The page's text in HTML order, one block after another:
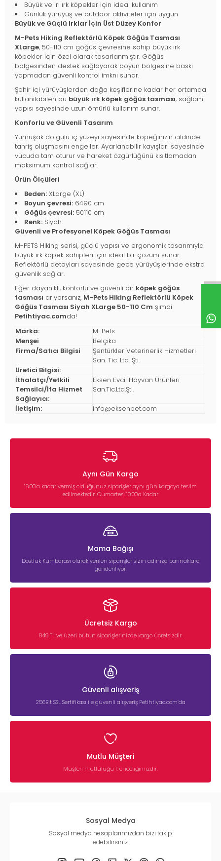
Büyük ve iri ırk köpekler için ideal kullanım
Günlük yürüyüş ve outdoor aktiviteler için uygun
Büyük ve Güçlü Irklar İçin Üst Düzey Konfor
M-Pets Hiking Reflektörlü Köpek Göğüs Tasması
XLarge, 50-110 cm göğüs çevresine sahip büyük ırk
köpekler için özel olarak tasarlanmıştır. Göğüs
bölgesinden destek sağlayarak boyun bölgesine baskı
yapmadan güvenli kontrol imknı sunar.
Şehir içi yürüyüşlerden doğa keşiflerine kadar her ortamda
kullanılabilen bu büyük ırk köpek göğüs tasması, sağlam
yapısı sayesinde uzun ömürlü kullanım sunar.
Konforlu ve Güvenli Tasarım
Yumuşak dolgulu iç yüzeyi sayesinde köpeğinizin cildinde
tahriş oluşmasını engeller. Ayarlanabilir kayışları sayesinde
vücuda tam oturur ve hareket özgürlüğünü kısıtlamadan
maksimum kontrol sağlar.
Ürün Ölçüleri
Beden: XLarge (XL)
Boyun çevresi: 6490 cm
Göğüs çevresi: 50110 cm
Renk: Siyah
Güvenli ve Profesyonel Köpek Göğüs Tasması
M-PETS Hiking serisi, güçlü yapısı ve ergonomik tasarımıyla
büyük ırk köpek sahipleri için ideal bir çözüm sunar.
Reflektörlü detayları sayesinde gece yürüyüşlerinde ekstra
güvenlik sağlar.
Eğer dayanıklı, konforlu ve güvenli bir köpek göğüs
tasması arıyorsanız, M-Pets Hiking Reflektörlü Köpek
Göğüs Tasması Siyah XLarge 50-110 Cm şimdi
Petihtiyac.comda!
Marka:
M-Pets
Menşei
Belçika
Firma/Satıcı Bilgisi
Şentürkler Veterinerlik Hizmetleri
San. Tic. Ltd. Şti.
Üretici Bilgisi:
İthalatçı/Yetkili
Temsilci/İfa Hizmet
Sağlayıcı:
Eksen Evcil Hayvan Ürünleri
San.Tic.Ltd.Şti.
İletişim: info@eksenpet.com
Aynı Gün Kargo
16:00’a kadar vermiş olduğunuz siparişler aynı gün kargoya teslim
edilmektedir. Cumartesi 10:00'a Kadar
Mama Bağışı
Dostluk Kumbarası olarak verilen siparişler sizin adınıza barınaklara
gönderiliyor.
Ücretsiz Kargo
849 TL ve üzeri bütün siparişlerinizde kargo ücretsizdir.
Güvenli alışveriş
256Bit SSL Sertifikası ile güvenli alışveriş Petihtiyac.com’da
Mutlu Müşteri
Müşteri mutluluğu 1. önceliğimizdir.
Sosyal Medya
Sosyal medya hesaplarımızdan bizi takip
edebilirsiniz.